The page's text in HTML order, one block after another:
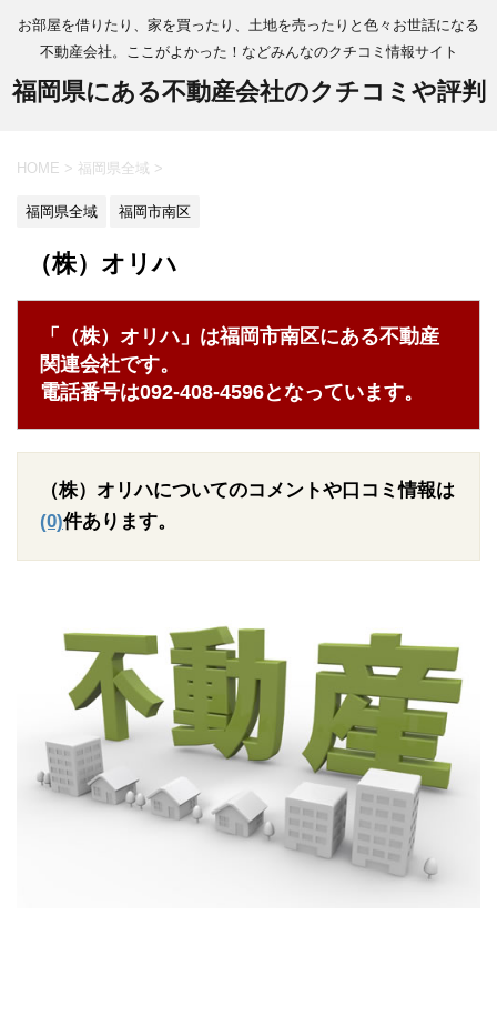
お部屋を借りたり、家を買ったり、土地を売ったりと色々お世話になる
不動産会社。ここがよかった！などみんなのクチコミ情報サイト
福岡県にある不動産会社のクチコミや評判
HOME > 福岡県全域 >
福岡県全域 福岡市南区
（株）オリハ
「（株）オリハ」は福岡市南区にある不動産
関連会社です。
電話番号は092-408-4596となっています。
（株）オリハについてのコメントや口コミ情報は
(0)件あります。